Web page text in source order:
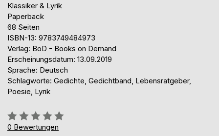
Klassiker & Lyrik
Paperback
68 Seiten
ISBN-13: 9783749484973
Verlag: BoD - Books on Demand
Erscheinungsdatum: 13.09.2019
Sprache: Deutsch
Schlagworte: Gedichte, Gedichtband, Lebensratgeber,
Poesie, Lyrik
Bewertung::
0%
0 Bewertungen